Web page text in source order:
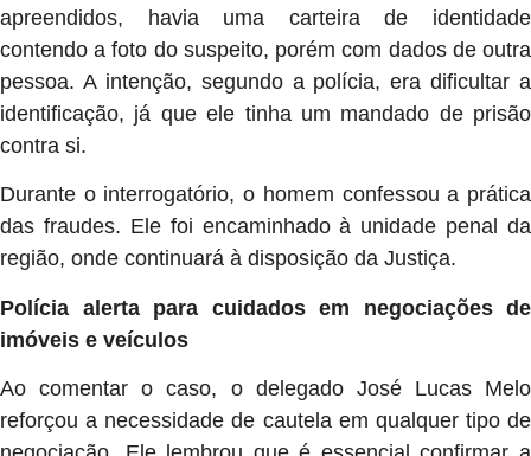
apreendidos, havia uma carteira de identidade
contendo a foto do suspeito, porém com dados de outra
pessoa. A intenção, segundo a polícia, era dificultar a
identificação, já que ele tinha um mandado de prisão
contra si.
Durante o interrogatório, o homem confessou a prática
das fraudes. Ele foi encaminhado à unidade penal da
região, onde continuará à disposição da Justiça.
Polícia alerta para cuidados em negociações de
imóveis e veículos
Ao comentar o caso, o delegado José Lucas Melo
reforçou a necessidade de cautela em qualquer tipo de